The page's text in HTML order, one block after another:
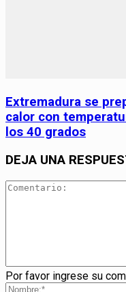
Extremadura se
calor con
los 40 grados
DEJA UNA
Por favor ingrese su